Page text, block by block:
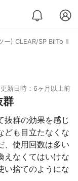
ー) CLEAR/SP BiiTo Ⅱ
更新日時：6ヶ月以上前
群
抜群の効果を感じ
ども目立たなくな
、使用回数は多い
えなくてはいけな
い捨てのようにな